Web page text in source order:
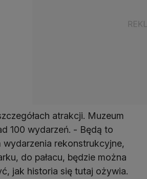
atrakcji. Muzeum
100 wydarzeń. - Będą to
wydarzenia rekonstrukcyjne,
do pałacu, będzie można
jak historia się tutaj ożywia.